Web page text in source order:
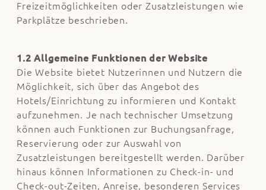
Freizeitmöglichkeiten oder Zusatzleistungen wie
Parkplätze beschrieben.
1.2 Allgemeine Funktionen der Website
Die Website bietet Nutzerinnen und Nutzern die
Möglichkeit, sich über das Angebot des
Hotels/Einrichtung zu informieren und Kontakt
aufzunehmen. Je nach technischer Umsetzung
können auch Funktionen zur Buchungsanfrage,
Reservierung oder zur Auswahl von
Zusatzleistungen bereitgestellt werden. Darüber
hinaus können Informationen zu Check-in- und
Check-out-Zeiten, Anreise, besonderen Services